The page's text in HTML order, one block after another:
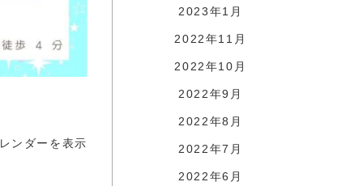
ンダーを表示
2023年1月
2022年11月
2022年10月
2022年9月
2022年8月
2022年7月
2022年6月